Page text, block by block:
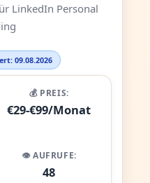
LinkedIn Personal
09.08.2026
💰 PREIS:
€29-€99/Monat
👁️ AUFRUFE:
48